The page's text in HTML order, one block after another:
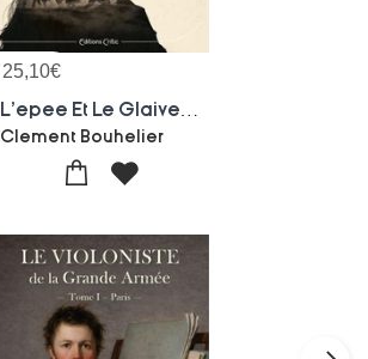
25,10€
Clement Bouhelier